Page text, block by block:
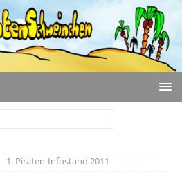
1. Piraten-Infostand 2011